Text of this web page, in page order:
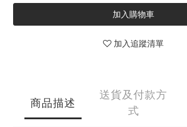
加入購物車
加入追蹤清單
商品描述
送貨及付款方
式